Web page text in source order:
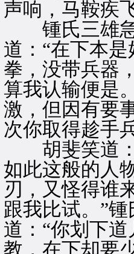
声响，马鞍疾
锺氏三雄急
道：“在下本
拳，没带兵器
算我认输便是
激，但因有要
次你取得趁手
胡斐笑道：“
如此这般的人
刃，又怪得谁
跟我比试。”
道：“你划下
教，在下却要